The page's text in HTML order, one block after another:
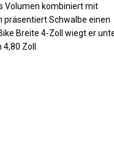
Volumen kombiniert mit
Schwalbe einen
Breite 4-Zoll wiegt er
Zoll.